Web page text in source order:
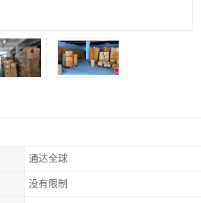
通达全球
没有限制